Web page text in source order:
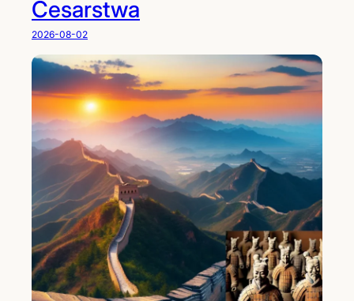
Cesarstwa
2026-08-02